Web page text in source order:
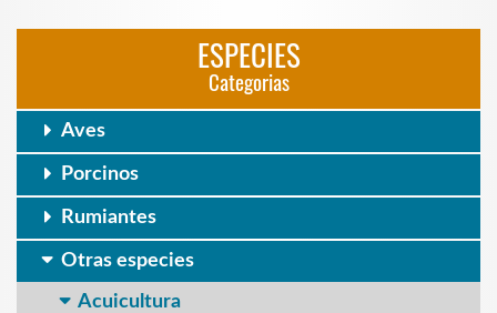
ESPECIES
Categorias
Aves
Porcinos
Rumiantes
Otras especies
Acuicultura